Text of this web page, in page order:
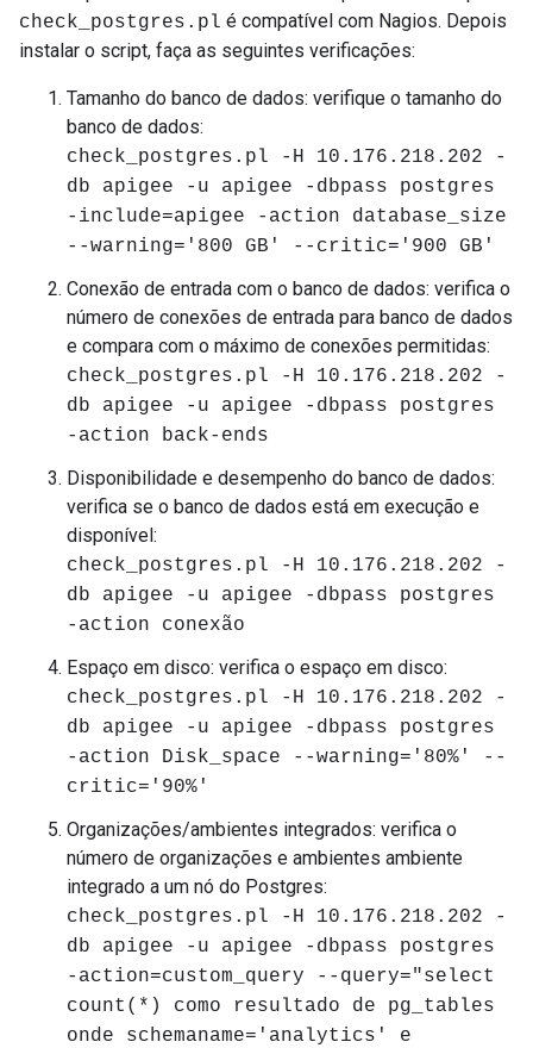
check_postgres.pl é compatível com Nagios. Depois
instalar o script, faça as seguintes verificações:
Tamanho do banco de dados: verifique o tamanho do
banco de dados:
check_postgres.pl -H 10.176.218.202 -
db apigee -u apigee -dbpass postgres
-include=apigee -action database_size
--warning='800 GB' --critic='900 GB'
Conexão de entrada com o banco de dados: verifica o
número de conexões de entrada para banco de dados
e compara com o máximo de conexões permitidas:
check_postgres.pl -H 10.176.218.202 -
db apigee -u apigee -dbpass postgres
-action back-ends
Disponibilidade e desempenho do banco de dados:
verifica se o banco de dados está em execução e
disponível:
check_postgres.pl -H 10.176.218.202 -
db apigee -u apigee -dbpass postgres
-action conexão
Espaço em disco: verifica o espaço em disco:
check_postgres.pl -H 10.176.218.202 -
db apigee -u apigee -dbpass postgres
-action Disk_space --warning='80%' --
critic='90%'
Organizações/ambientes integrados: verifica o
número de organizações e ambientes ambiente
integrado a um nó do Postgres:
check_postgres.pl -H 10.176.218.202 -
db apigee -u apigee -dbpass postgres
-action=custom_query --query="select
count(*) como resultado de pg_tables
onde schemaname='analytics' e